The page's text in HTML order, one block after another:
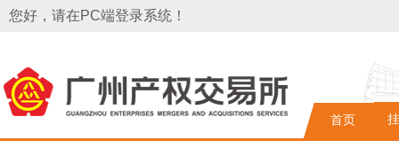
您好，请在PC端登录系统！
首页